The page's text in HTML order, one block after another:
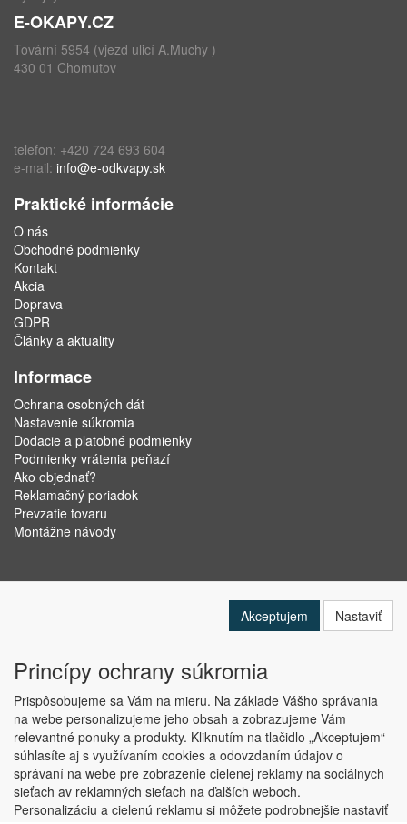
E-OKAPY.CZ
Tovární 5954 (vjezd ulicí A.Muchy )
430 01 Chomutov
telefon: +420 724 693 604
e-mail: info@e-odkvapy.sk
Praktické informácie
O nás
Obchodné podmienky
Kontakt
Akcia
Doprava
GDPR
Články a aktuality
Informace
Ochrana osobných dát
Nastavenie súkromia
Dodacie a platobné podmienky
Podmienky vrátenia peňazí
Ako objednať?
Reklamačný poriadok
Prevzatie tovaru
Montážne návody
Copyright © ABRA Software a.s. 2019
Akceptujem Nastaviť
Princípy ochrany súkromia
Prispôsobujeme sa Vám na mieru. Na základe Vášho správania
na webe personalizujeme jeho obsah a zobrazujeme Vám
relevantné ponuky a produkty. Kliknutím na tlačidlo „Akceptujem“
súhlasíte aj s využívaním cookies a odovzdaním údajov o
správaní na webe pre zobrazenie cielenej reklamy na sociálnych
sieťach av reklamných sieťach na ďalších weboch.
Personalizáciu a cielenú reklamu si môžete podrobnejšie nastaviť